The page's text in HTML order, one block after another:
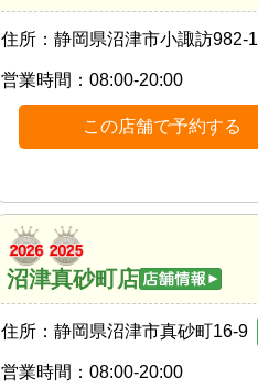
住所： 静岡県沼津市小諏訪982-1
営業時間： 08:00-20:00
この店舗で予約する
沼津真砂町店
住所： 静岡県沼津市真砂町16-9
営業時間： 08:00-20:00